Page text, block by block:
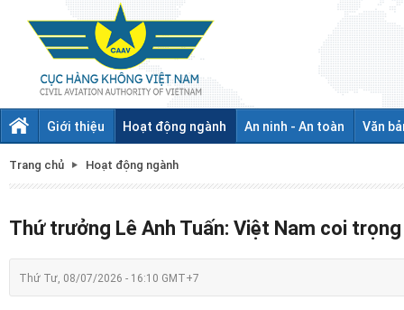
Giới thiệu Hoạt động ngành An ninh - An toàn Văn
Trang chủ Hoạt động ngành
Thứ trưởng Lê Anh Tuấn: Việt Nam coi
Thứ Tư, 08/07/2026 - 16:10 GMT+7